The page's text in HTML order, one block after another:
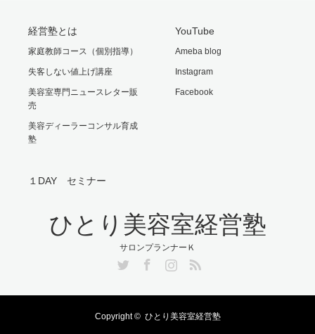
経営塾とは
家庭教師コース（個別指導）
失客しない値上げ講座
美容室専門ニュースレター販
売
美容ディーラーコンサル育成
塾
YouTube
Ameba blog
Instagram
Facebook
１DAY セミナー
ひとり美容室経営塾
サロンプランナーＫ
Copyright © ひとり美容室経営塾